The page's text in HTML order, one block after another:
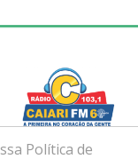
Política de